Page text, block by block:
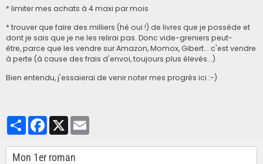
* limiter mes achats à 4 maxi par mois
* trouver que faire des milliers (hé oui !) de livres que je possède et
dont je sais que je ne les relirai pas. Donc vide-greniers peut-
être, parce que les vendre sur Amazon, Momox, Gibert... c'est vendre
à perte (à cause des frais d'envoi, toujours plus élevés...)
Bien entendu, j'essaierai de venir noter mes progrès ici :-)
PartagerFacebook
X
Mon 1er roman